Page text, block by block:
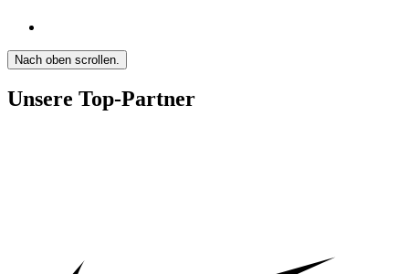
Nach oben scrollen.
Unsere Top-Partner